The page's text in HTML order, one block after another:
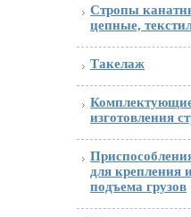
Стропы
цепные,
Такелаж
изготовления
для крепления
подъема грузов